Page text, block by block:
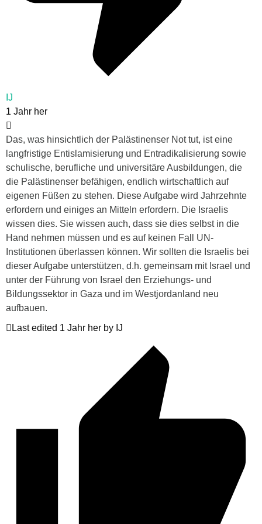
IJ
1 Jahr her
Das, was hinsichtlich der Palästinenser Not tut, ist eine
langfristige Entislamisierung und Entradikalisierung sowie
schulische, berufliche und universitäre Ausbildungen, die
die Palästinenser befähigen, endlich wirtschaftlich auf
eigenen Füßen zu stehen. Diese Aufgabe wird Jahrzehnte
erfordern und einiges an Mitteln erfordern. Die Israelis
wissen dies. Sie wissen auch, dass sie dies selbst in die
Hand nehmen müssen und es auf keinen Fall UN-
Institutionen überlassen können. Wir sollten die Israelis bei
dieser Aufgabe unterstützen, d.h. gemeinsam mit Israel und
unter der Führung von Israel den Erziehungs- und
Bildungssektor in Gaza und im Westjordanland neu
aufbauen.
Last edited 1 Jahr her by IJ